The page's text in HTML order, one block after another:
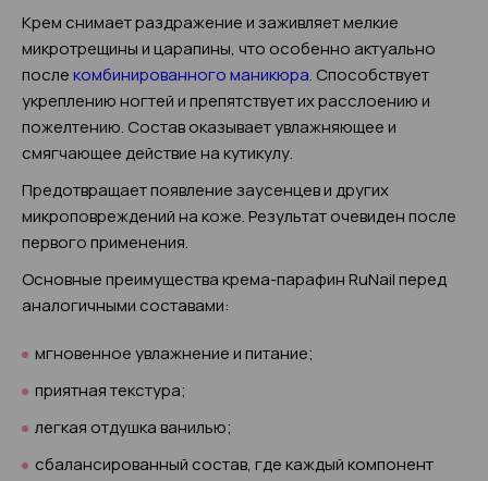
Крем снимает раздражение и заживляет мелкие
микротрещины и царапины, что особенно актуально
послекомбинированного маникюра. Способствует
укреплению ногтей и препятствует их расслоению и
пожелтению. Состав оказывает увлажняющее и
смягчающее действие на кутикулу.
Предотвращает появление заусенцев и других
микроповреждений на коже. Результат очевиден после
первого применения.
Основные преимущества крема-парафин RuNail перед
аналогичными составами:
мгновенное увлажнение и питание;
приятная текстура;
легкая отдушка ванилью;
сбалансированный состав, где каждый компонент